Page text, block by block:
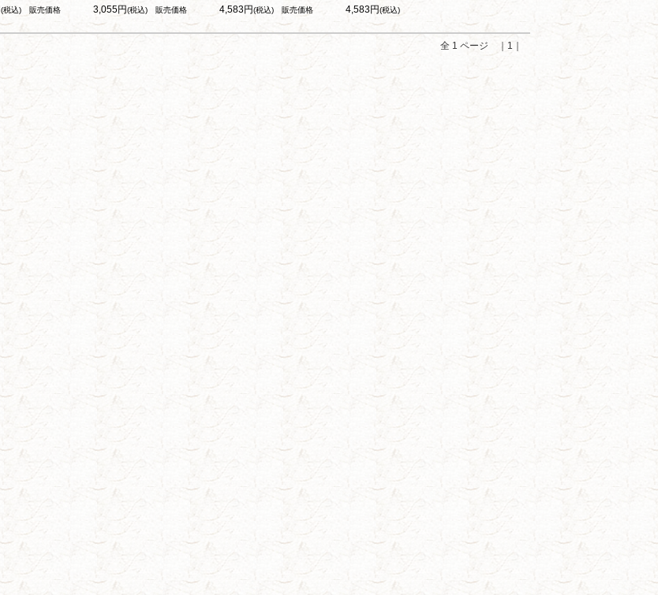
(税込) 販売価格 3,055円(税込) 販売価格 4,583円(税込) 販売価格 4,583円(税込)
全 1 ページ ｜1｜